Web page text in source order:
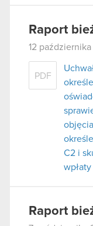
Raport
12 października
PDF
C2 i
wpłaty
Raport